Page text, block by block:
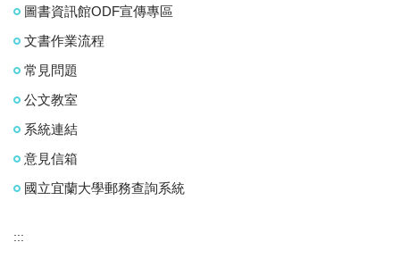
圖書資訊館ODF宣傳專區
文書作業流程
常見問題
公文教室
系統連結
意見信箱
國立宜蘭大學郵務查詢系統
:::